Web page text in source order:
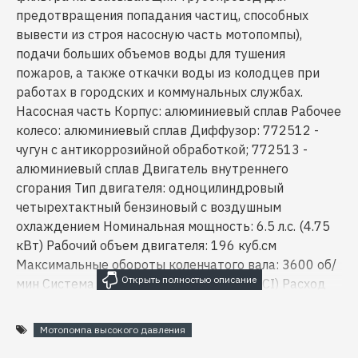
предотвращения попадания частиц, способных
вывести из строя насосную часть мотопомпы),
подачи больших объемов воды для тушения
пожаров, а также откачки воды из колодцев при
работах в городских и коммунальных службах.
Насосная часть Корпус: алюминиевый сплав Рабочее
колесо: алюминиевый сплав Диффузор: 772512 -
чугун с антикоррозийной обработкой; 772513 -
алюминиевый сплав Двигатель внутреннего
сгорания Тип двигателя: одноцилиндровый
четырехтактный бензиновый с воздушным
охлаждением Номинальная мощность: 6.5 л.с. (4.75
кВт) Рабочий объем двигателя: 196 куб.см
Максимальные обороты коленчатого вала: 3600 об/
мин Система зажигания: электронная (TCI) Расход
Максимальная температура окружающей среды:
+40С Максимальная температура перекачиваемой
Мотопомпа высокого давления